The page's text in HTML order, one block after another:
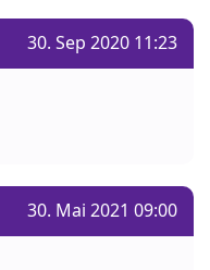
30. Sep 2020 11:23
30. Mai 2021 09:00